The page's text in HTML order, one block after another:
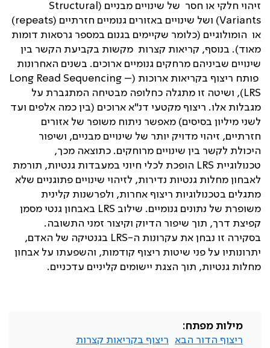
זיהוי חלקי או חסר של שינויים מבניים ( Structural
Variants) ושל שינויים באזורים גנומיים חזרתיים (repeats)
או הומולוגיים (כלומר שקיימים בגנום במספר גרסאות דומות
מאוד). בנוסף, קריאות קצרות מקשות בקביעת הקשר בין
שינויים שביניהם מרחקים גנומיים ארוכים. בשנים האחרונות
פותח ריצוף בקריאות ארוכות (Long Read Sequencing –
LRS), ושיטה זו מתגלה כחלופה מבטיחה המתגברת על
מגבלות אלו. ריצוף מקטעי דנ"א ארוכים (בין כמה אלפים ועד
לשני מיליון בסיסים) מאפשר ניתוח משופר של אזורים
חזרתיים, זיהוי מדויק יותר של שינויים מבניים, ושיפור
היכולת לקשר בין שינויים מרוחקים. כתוצאה מכך,
טכנולוגיית LRS הופכת לכלי חיוני במעבדות גנטיות, תורמת
לאבחון מחלות גנטיות נדירות, לזיהוי שינויים פתוגניים שלא
מתגלים בטכנולוגיות ריצוף אחרות, ולפרשנות קלינית
משופרת של נתונים גנומיים. שילוב LRS באבחון גנטי מסמן
קפיצת דרך, תוך שיפור הדיוק וקיצור זמני התשובה.
בסקירה זו נבחן את עקרונות ה-LRS בגנטיקה של האדם,
יתרונותיו על פני שיטות ריצוף קודמות, והשפעתו על אבחון
מחלות גנטיות, תוך הצגת יישומים קליניים עדכניים.
מילות מפתח:
ריצוף הדור הבא
ריצוף בקריאות קצרות